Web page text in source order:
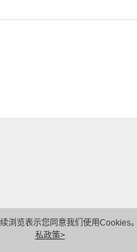
浏览表示您同意我们使用Cookies。
私政策>